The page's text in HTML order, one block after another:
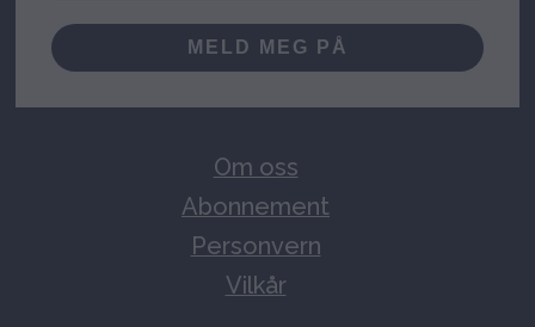
MELD MEG PÅ
Om oss
Abonnement
Personvern
Vilkår